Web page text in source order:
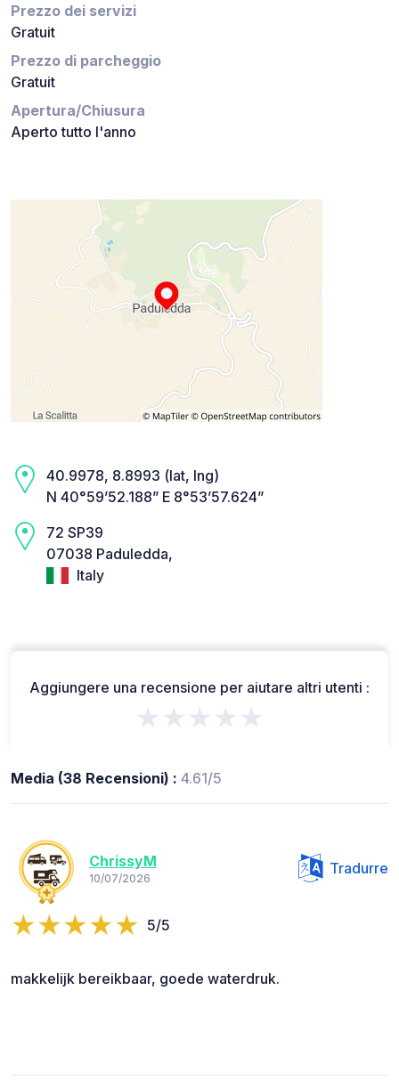
Prezzo dei servizi
Gratuit
Prezzo di parcheggio
Gratuit
Apertura/Chiusura
Aperto tutto l'anno
40.9978, 8.8993 (lat, lng)
N 40°59’52.188” E 8°53’57.624”
72 SP39
07038 Paduledda,
Italy
Aggiungere una recensione per aiutare altri utenti :
★★★★★
Media (38 Recensioni) : 4.61/5
ChrissyM
10/07/2026
Tradurre
5/5
makkelijk bereikbaar, goede waterdruk.